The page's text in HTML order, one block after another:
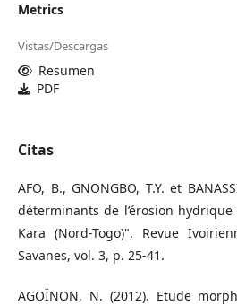
Metrics
Vistas/Descargas
Resumen
PDF
Citas
AFO, B., GNONGBO, T.Y. et
déterminants de l’érosion hydrique
Kara (Nord-Togo)". Revue
Savanes, vol. 3, p. 25-41.
AGOÏNON, N. (2012). Etude